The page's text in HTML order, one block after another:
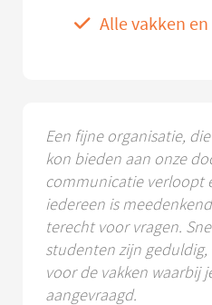
Alle vakken
Een fijne organisatie,
kon bieden aan onze
communicatie verloopt
iedereen is
terecht voor vragen.
studenten zijn
voor de vakken waarbij
aangevraagd.